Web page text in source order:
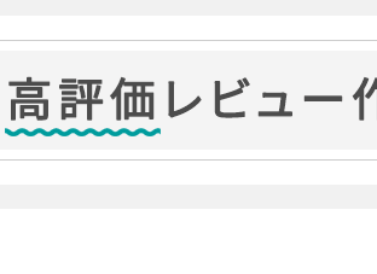
持つ。産業革命の反動でもある。欧米にお
いわゆる反エリート主義の中に、その波紋
政策が空虚で主張が一貫しない以上、特定
人々を惹きつけるだけの象徴性が必要とな
分だけが人民側にいるメシアであり、批判
め込まれてしまう。